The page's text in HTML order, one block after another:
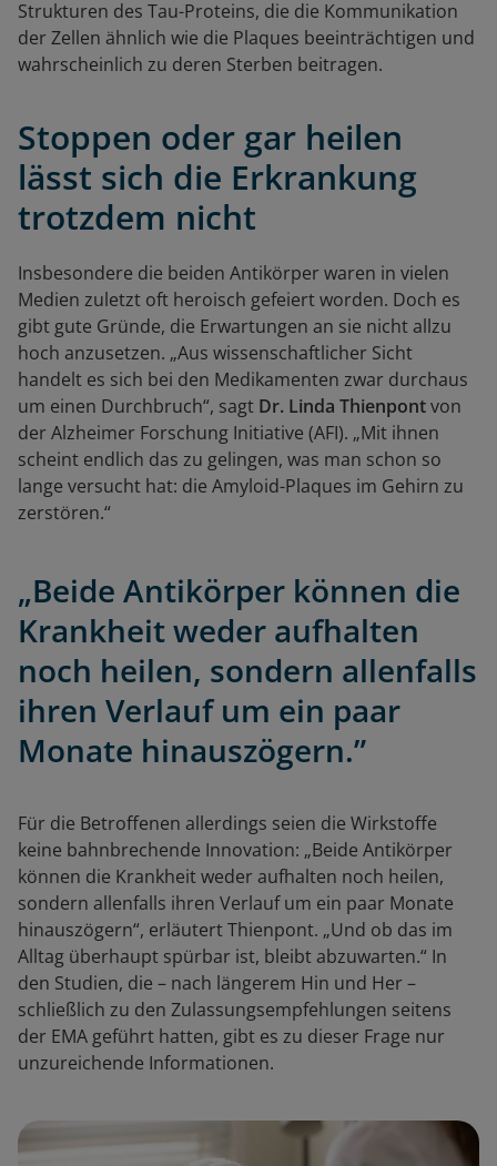
Strukturen des Tau-Proteins, die die Kommunikation
der Zellen ähnlich wie die Plaques beeinträchtigen und
wahrscheinlich zu deren Sterben beitragen.
Stoppen oder gar heilen
lässt sich die Erkrankung
trotzdem nicht
Insbesondere die beiden Antikörper waren in vielen
Medien zuletzt oft heroisch gefeiert worden. Doch es
gibt gute Gründe, die Erwartungen an sie nicht allzu
hoch anzusetzen. „Aus wissenschaftlicher Sicht
handelt es sich bei den Medikamenten zwar durchaus
um einen Durchbruch“, sagt Dr. Linda Thienpontvon
der Alzheimer Forschung Initiative (AFI). „Mit ihnen
scheint endlich das zu gelingen, was man schon so
lange versucht hat: die Amyloid-Plaques im Gehirn zu
zerstören.“
„Beide Antikörper können die
Krankheit weder aufhalten
noch heilen, sondern allenfalls
ihren Verlauf um ein paar
Monate hinauszögern.”
Für die Betroffenen allerdings seien die Wirkstoffe
keine bahnbrechende Innovation: „Beide Antikörper
können die Krankheit weder aufhalten noch heilen,
sondern allenfalls ihren Verlauf um ein paar Monate
hinauszögern“, erläutert Thienpont. „Und ob das im
Alltag überhaupt spürbar ist, bleibt abzuwarten.“ In
den Studien, die – nach längerem Hin und Her –
schließlich zu den Zulassungsempfehlungen seitens
der EMA geführt hatten, gibt es zu dieser Frage nur
unzureichende Informationen.